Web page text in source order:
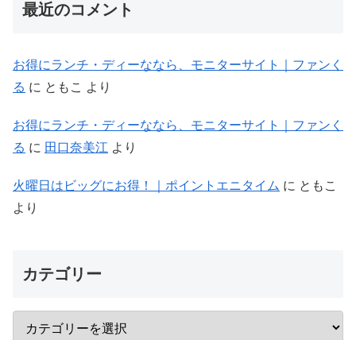
最近のコメント
お得にランチ・ディーななら、モニターサイト｜ファンく
る に ともこ より
お得にランチ・ディーななら、モニターサイト｜ファンく
る に 田口奈美江 より
火曜日はビッグにお得！｜ポイントエニタイム に ともこ
より
カテゴリー